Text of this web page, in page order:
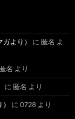
より） に 匿名 よ
匿名 より
に 匿名 より
に 0728 より